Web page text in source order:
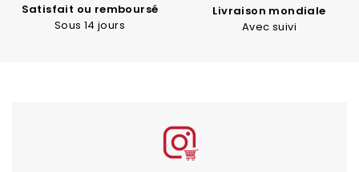
Satisfait ou remboursé
Sous 14 jours
Livraison mondiale
Avec suivi